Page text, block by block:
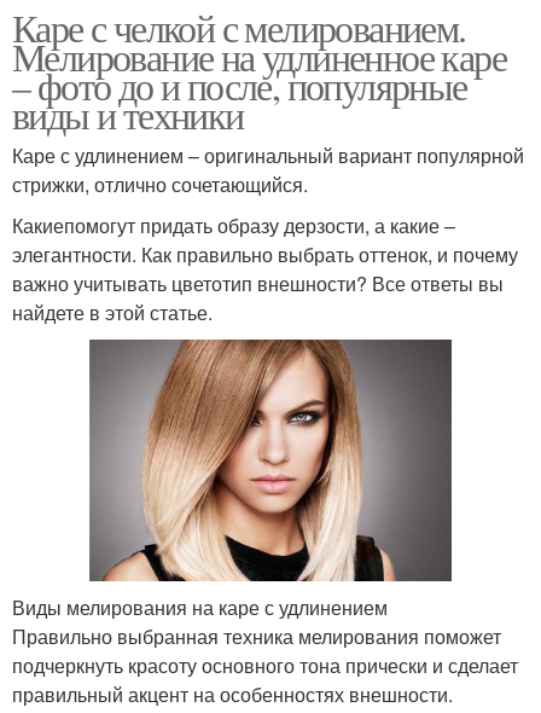
Каре с челкой с мелированием.
Мелирование на удлиненное каре
– фото до и после, популярные
виды и техники
Каре с удлинением – оригинальный вариант популярной
стрижки, отлично сочетающийся.
Какиепомогут придать образу дерзости, а какие –
элегантности. Как правильно выбрать оттенок, и почему
важно учитывать цветотип внешности? Все ответы вы
найдете в этой статье.
Виды мелирования на каре с удлинением
Правильно выбранная техника мелирования поможет
подчеркнуть красоту основного тона прически и сделает
правильный акцент на особенностях внешности.